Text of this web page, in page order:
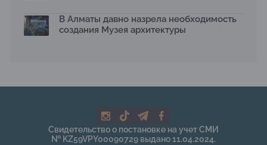
В Алматы давно назрела необходимость
создания Музея архитектуры
Свидетельство о постановке на учет СМИ
№ KZ59VPY00090729 выдано 11.04.2024.